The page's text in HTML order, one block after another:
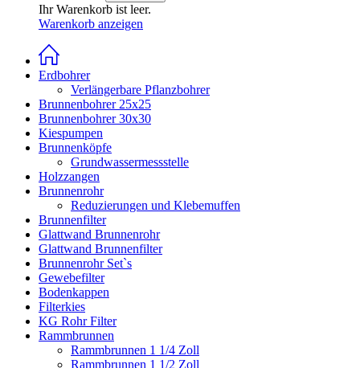
Ihr Warenkorb ist leer.
Warenkorb anzeigen
Erdbohrer
Verlängerbare Pflanzbohrer
Brunnenbohrer 25x25
Brunnenbohrer 30x30
Kiespumpen
Brunnenköpfe
Grundwassermessstelle
Holzzangen
Brunnenrohr
Reduzierungen und Klebemuffen
Brunnenfilter
Glattwand Brunnenrohr
Glattwand Brunnenfilter
Brunnenrohr Set`s
Gewebefilter
Bodenkappen
Filterkies
KG Rohr Filter
Rammbrunnen
Rammbrunnen 1 1/4 Zoll
Rammbrunnen 1 1/2 Zoll